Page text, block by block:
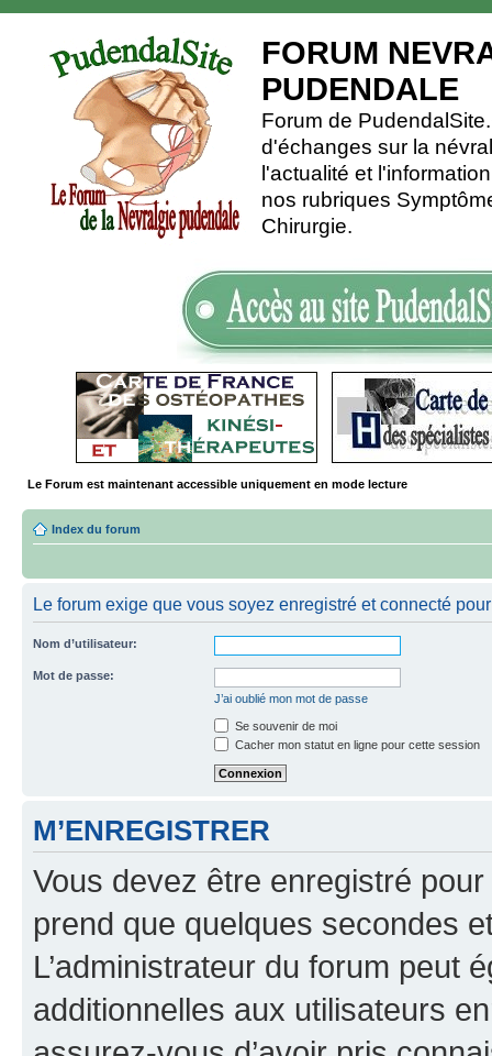
FORUM
PUDENDALE
Forum de
d'échanges sur la
l'actualité et
nos rubriques
Chirurgie.
Le Forum est maintenant accessible uniquement en mode lecture
Index du forum
Le forum exige que vous soyez enregistré et connecté
Nom d’utilisateur:
Mot de passe:
J’ai oublié mon mot de passe
Se souvenir de moi
Cacher mon statut en ligne pour cette session
M’ENREGISTRER
Vous devez être enregistré
prend que quelques secondes
L’administrateur du forum peut
additionnelles aux utilisateurs